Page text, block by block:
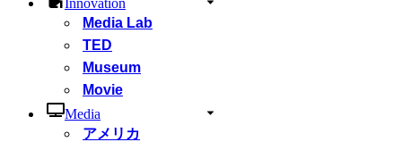
Innovation
Media Lab
TED
Museum
Movie
Media
アメリカ